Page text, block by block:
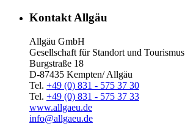
Kontakt Allgäu
Allgäu GmbH
Gesellschaft für Standort und Tourismus
Burgstraße 18
D-87435 Kempten/ Allgäu
Tel. +49 (0) 831 - 575 37 30
Tel. +49 (0) 831 - 575 37 33
www.allgaeu.de
info@allgaeu.de